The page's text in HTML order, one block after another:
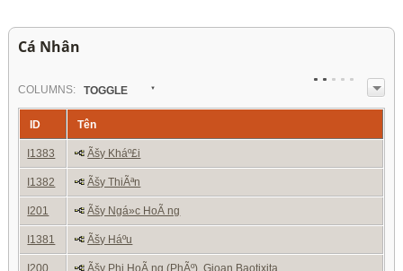
Cá Nhân
COLUMN S: TOGGLE
ID Tên
I1383 Ãšy Kháº£i
I1382 Ãšy ThiÃªn
I201 Ãšy Ngá»c HoÃ ng
I1381 Ãšy Háº­u